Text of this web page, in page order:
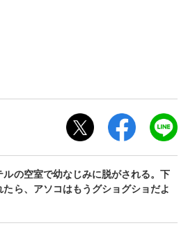
ルの空室で幼なじみに脱がされる。下
ら、アソコはもうグショグショだよ